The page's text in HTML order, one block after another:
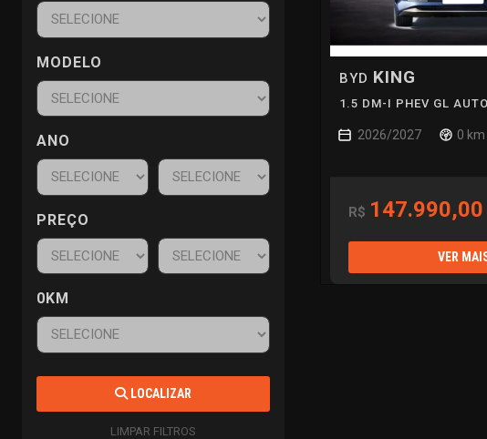
MODELO
ANO
PREÇO
0KM
LOCALIZAR
LIMPAR FILTROS
BYD KING
1.5 DM-I PHEV GL
2026/2027 0 km
R$ 147.990,00
VER